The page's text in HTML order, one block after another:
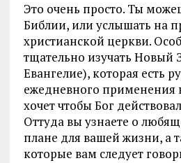
Это очень просто. Ты
Библии, или услышать на
христианской церкви.
тщательно изучать Новый
Евангелие), которая есть
ежедневного применения
хочет чтобы Бог
Оттуда вы узнаете о
плане для вашей жизни, а
которые вам следует